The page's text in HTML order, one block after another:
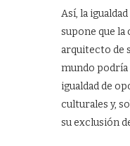
Así, la
supone que la
arquitecto de
mundo podría
igualdad de
culturales y,
su exclusión